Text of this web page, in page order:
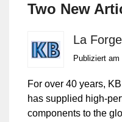
Two New
Publiziert
For over 40 years,
has supplied high-
components to the